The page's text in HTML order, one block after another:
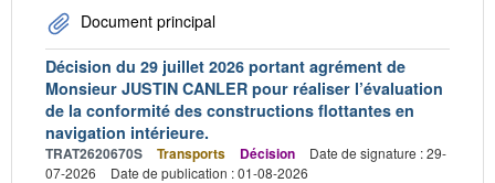
Document principal
Décision du 29 juillet 2026 portant agrément de
Monsieur JUSTIN CANLER pour réaliser l’évaluation
de la conformité des constructions flottantes en
navigation intérieure.
TRAT2620670S Transports Décision
Date de signature : 29-
07-2026
Date de publication : 01-08-2026